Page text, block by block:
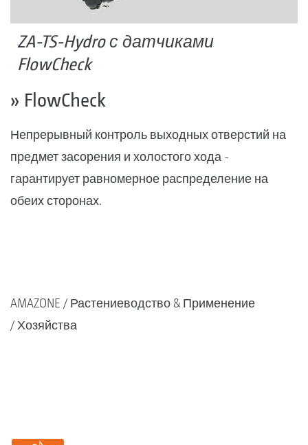
ZA-TS-Hydro с датчиками
FlowCheck
» FlowCheck
Непрерывный контроль выходных отверстий на
предмет засорения и холостого хода -
гарантирует равномерное распределение на
обеих сторонах.
AMAZONE
Растениеводство & Применение
Хозяйства